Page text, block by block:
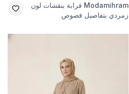
Modamihram فرابة بنقشات لون
زمردي بتفاصيل فصوص